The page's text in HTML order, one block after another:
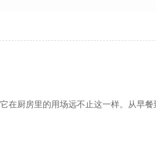
在厨房里的用场远不止这一样。从早餐